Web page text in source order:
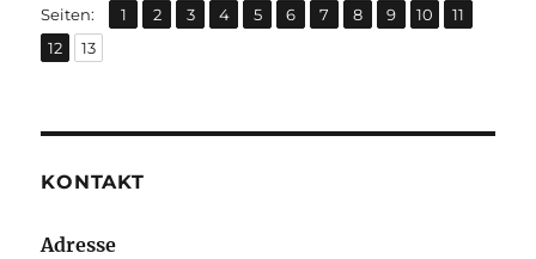
Seiten: Seite
1 ,
Seite
2 ,
Seite
3 ,
Seite
4 ,Seite
5 ,
Seite
6 ,
Seite
7 ,
Seite
8 ,
Seite
9 ,
Seite
10 ,
Seite
11
Seite
12 ,
Seite
13
KONTAKT
Adresse